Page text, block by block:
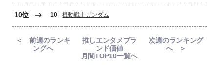
10位 10 機動戦士ガンダム
＜ 前週のランキ
ングへ
推しエンタメブラ
ンド価値
月間TOP10一覧へ
次週のランキング
へ ＞